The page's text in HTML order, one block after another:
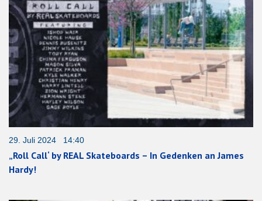
29. Juli 2024 14:40
„Roll Call‘ by REAL Skateboards – In Gedenken an James
Hardy!